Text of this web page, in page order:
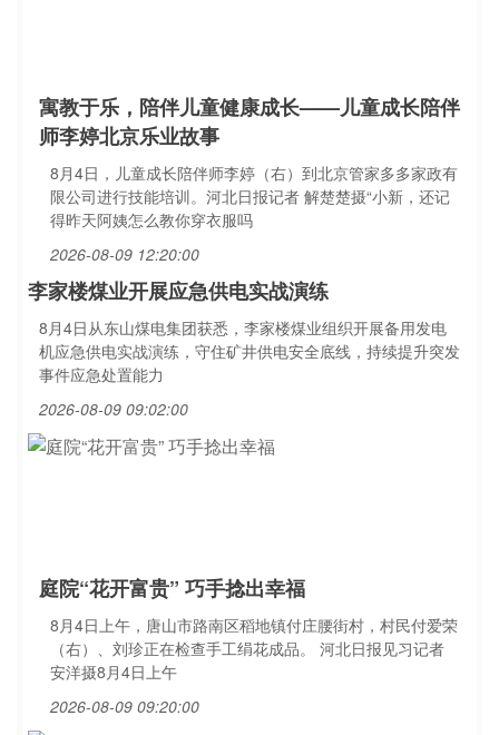
寓教于乐，陪伴儿童健康成长——儿童成长陪伴
师李婷北京乐业故事
8月4日，儿童成长陪伴师李婷（右）到北京管家多多家政有
限公司进行技能培训。河北日报记者 解楚楚摄“小新，还记
得昨天阿姨怎么教你穿衣服吗
2026-08-09 12:20:00
李家楼煤业开展应急供电实战演练
8月4日从东山煤电集团获悉，李家楼煤业组织开展备用发电
机应急供电实战演练，守住矿井供电安全底线，持续提升突发
事件应急处置能力
2026-08-09 09:02:00
庭院“花开富贵” 巧手捻出幸福
8月4日上午，唐山市路南区稻地镇付庄腰街村，村民付爱荣
（右）、刘珍正在检查手工绢花成品。 河北日报见习记者
安洋摄8月4日上午
2026-08-09 09:20:00